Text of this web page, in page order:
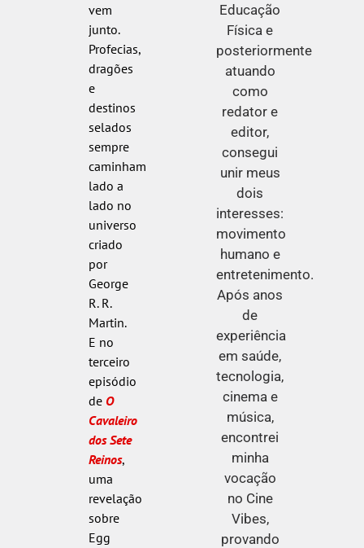
vem
junto.
Profecias,
dragões
e
destinos
selados
sempre
caminham
lado a
lado no
universo
criado
por
George
R. R.
Martin.
E no
terceiro
episódio
de O
Cavaleiro
dos Sete
Reinos,
uma
revelação
sobre
Egg
Educação
Física e
posteriormente
atuando
como
redator e
editor,
consegui
unir meus
dois
interesses:
movimento
humano e
entretenimento.
Após anos
de
experiência
em saúde,
tecnologia,
cinema e
música,
encontrei
minha
vocação
no Cine
Vibes,
provando